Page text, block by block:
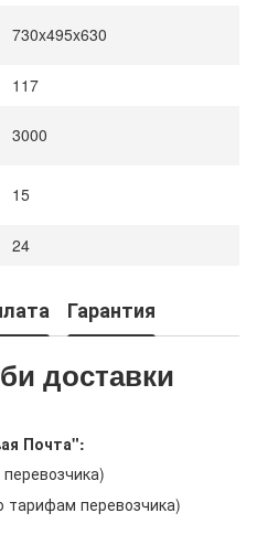
730x495x630
117
3000
15
24
Гарантия
доставки
Почта":
перевозчика)